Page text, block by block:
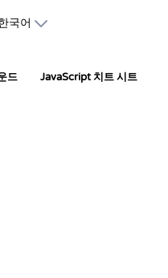
국어
드 JavaScript 치트 시트